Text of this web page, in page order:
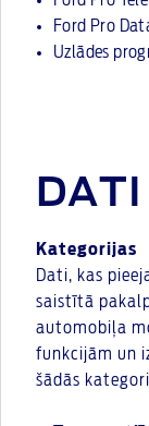
Ford Pro
Uzlādes
DATI
Kategorijas
Dati, kas
saistītā
automobiļa
funkcijām un
šādās